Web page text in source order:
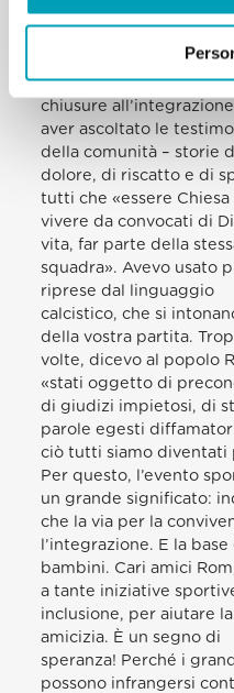
iniziativa.
visitato la comunità
invitato a passare dai
chiusure
aver ascoltato le
della comunità – storie
dolore, di riscatto e di
tutti che «essere Chiesa
vivere da convocati di
vita, far parte della
squadra». Avevo usato
riprese dal linguaggio
calcistico, che si
della vostra partita.
volte, dicevo al popolo
«stati oggetto di
di giudizi impietosi, di
parole egesti
ciò tutti siamo diventati
Per questo, l’evento
un grande significato:
che la via per la
l’integrazione. E la
bambini. Cari amici
a tante iniziative
inclusione, per aiutare
amicizia. È un segno di
speranza! Perché i
possono infrangersi